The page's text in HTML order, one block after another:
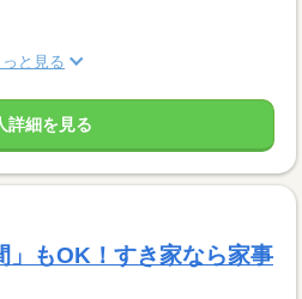
っと見る
詳細を見る
」もOK！すき家なら家事